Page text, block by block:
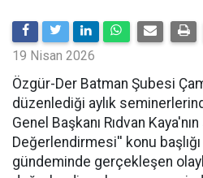
19 Nisan 2026
​Özgür-Der Batman Şubesi
düzenlediği aylık
Genel Başkanı Rıdvan
Değerlendirmesi'' konu
gündeminde gerçekleşen